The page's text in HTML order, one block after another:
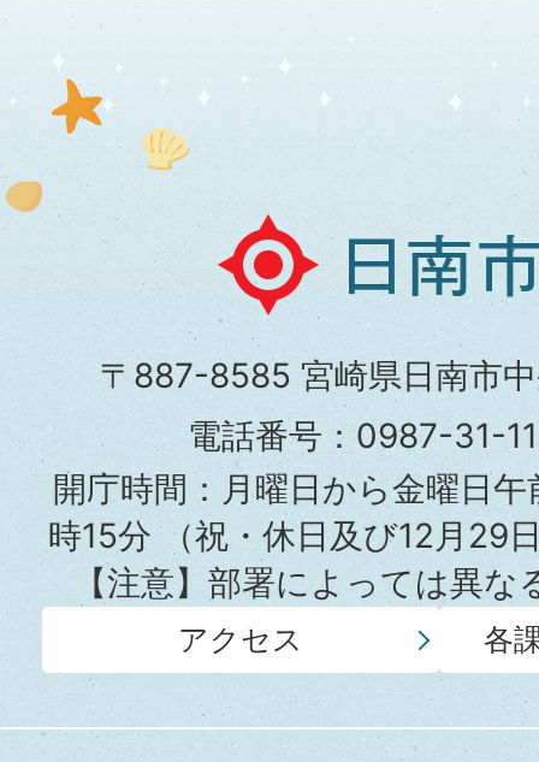
日
南
市
役
所
〒887-8585 宮崎県日南市
電話番号：0987-31-
開庁時間：月曜日から金曜日
時15分（祝・休日及び12月29
【注意】部署によっては異
アクセス 各